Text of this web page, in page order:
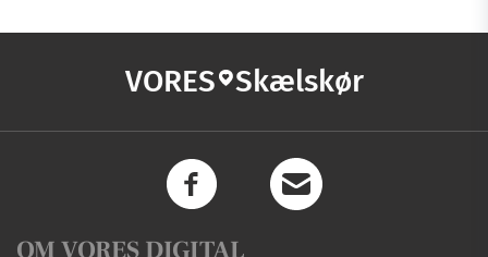
VORES Skælskør
OM VORES DIGITAL